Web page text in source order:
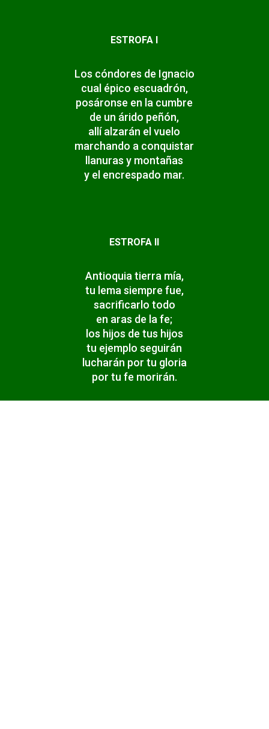
ESTROFA I
Los cóndores de Ignacio
cual épico escuadrón,
posáronse en la cumbre
de un árido peñón,
allí alzarán el vuelo
marchando a conquistar
llanuras y montañas
y el encrespado mar.
ESTROFA II
Antioquia tierra mía,
tu lema siempre fue,
sacrificarlo todo
en aras de la fe;
los hijos de tus hijos
tu ejemplo seguirán
lucharán por tu gloria
por tu fe morirán.